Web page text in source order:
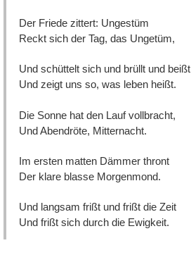
Der Friede zittert: Ungestüm
Reckt sich der Tag, das Ungetüm,
Und schüttelt sich und brüllt und beißt
Und zeigt uns so, was leben heißt.
Die Sonne hat den Lauf vollbracht,
Und Abendröte, Mitternacht.
Im ersten matten Dämmer thront
Der klare blasse Morgenmond.
Und langsam frißt und frißt die Zeit
Und frißt sich durch die Ewigkeit.